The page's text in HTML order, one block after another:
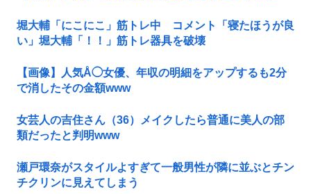
堀大輔「にこにこ」筋トレ中 コメント「寝たほうが良
い」堀大輔「！！」筋トレ器具を破壊
【画像】人気Å◯女優、年収の明細をアップするも2分
で消したその金額www
女芸人の吉住さん（36）メイクしたら普通に美人の部
類だったと判明www
瀬戸環奈がスタイルよすぎて一般男性が隣に並ぶとチン
チクリンに見えてしまう